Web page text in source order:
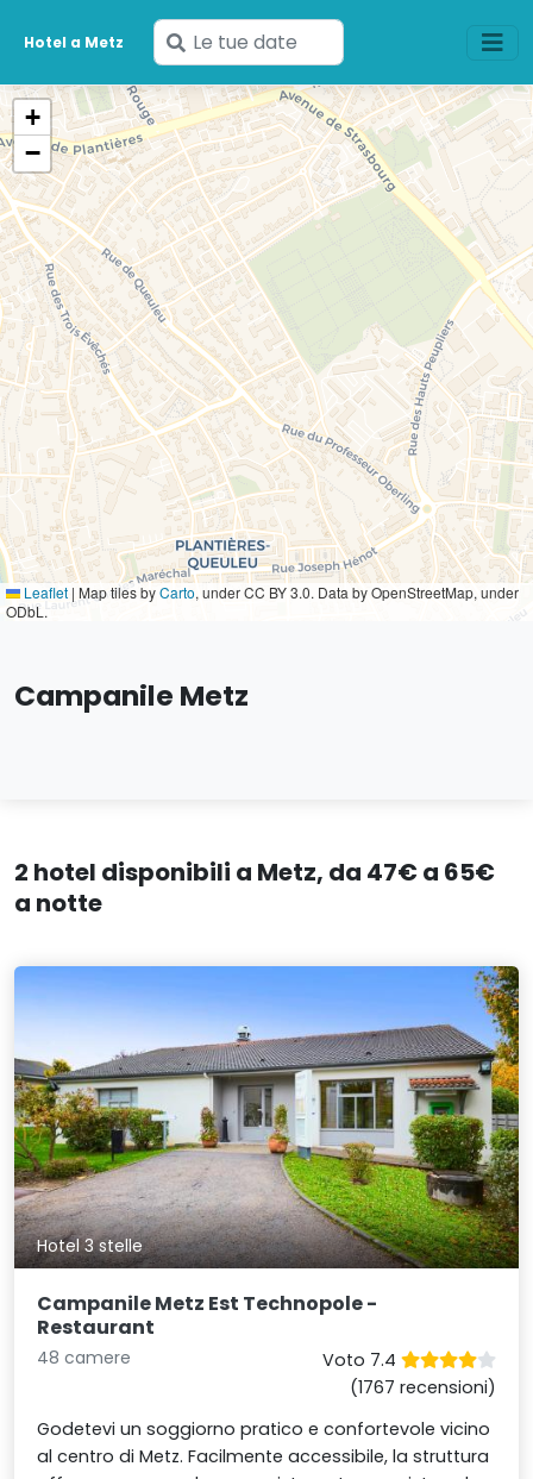
Hotel a Metz
Inserisci
le
tue
date
+
−
Leaflet | Map tiles byCarto, under CC BY 3.0. Data by OpenStreetMap, under
ODbL.
Campanile Metz
2 hotel disponibili a Metz, da 47€ a 65€
a notte
Hotel 3 stelle
Campanile Metz Est Technopole -
Restaurant
48 camere
Voto 7.4
(1767 recensioni)
Godetevi un soggiorno pratico e confortevole vicino
al centro di Metz. Facilmente accessibile, la struttura